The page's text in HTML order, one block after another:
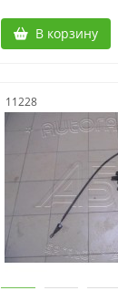
В корзину
11228